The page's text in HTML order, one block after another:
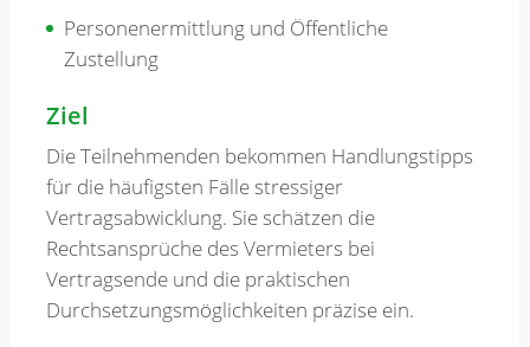
Personenermittlung und Öffentliche
Zustellung
Ziel
Die Teilnehmenden bekommen Handlungstipps
für die häufigsten Fälle stressiger
Vertragsabwicklung. Sie schätzen die
Rechtsansprüche des Vermieters bei
Vertragsende und die praktischen
Durchsetzungsmöglichkeiten präzise ein.